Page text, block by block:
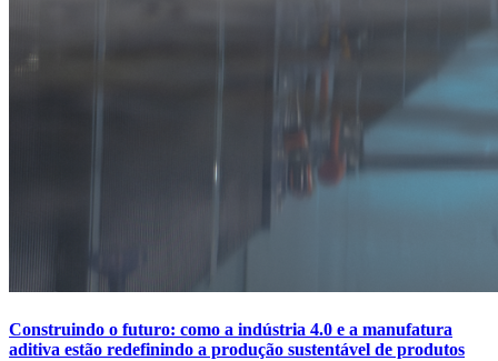
Construindo o futuro: como a indústria 4.0 e a manufatura
aditiva estão redefinindo a produção sustentável de produtos